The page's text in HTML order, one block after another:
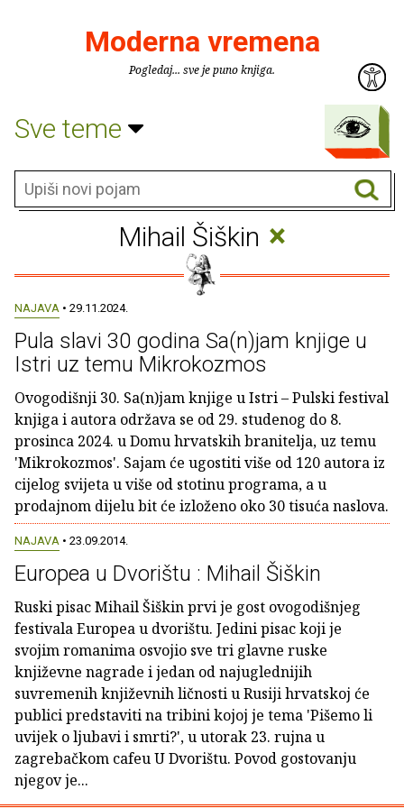
Moderna vremena
Pogledaj... sve je puno knjiga.
Sve teme
Mihail Šiškin ×
NAJAVA • 29.11.2024.
Pula slavi 30 godina Sa(n)jam knjige u
Istri uz temu Mikrokozmos
Ovogodišnji 30. Sa(n)jam knjige u Istri – Pulski festival
knjiga i autora održava se od 29. studenog do 8.
prosinca 2024. u Domu hrvatskih branitelja, uz temu
'Mikrokozmos'. Sajam će ugostiti više od 120 autora iz
cijelog svijeta u više od stotinu programa, a u
prodajnom dijelu bit će izloženo oko 30 tisuća naslova.
NAJAVA • 23.09.2014.
Europea u Dvorištu : Mihail Šiškin
Ruski pisac Mihail Šiškin prvi je gost ovogodišnjeg
festivala Europea u dvorištu. Jedini pisac koji je
svojim romanima osvojio sve tri glavne ruske
književne nagrade i jedan od najuglednijih
suvremenih književnih ličnosti u Rusiji hrvatskoj će
publici predstaviti na tribini kojoj je tema 'Pišemo li
uvijek o ljubavi i smrti?', u utorak 23. rujna u
zagrebačkom cafeu U Dvorištu. Povod gostovanju
njegov je...